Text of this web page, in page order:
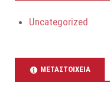
Uncategorized
ΜΕΤΑΣΤΟΙΧΕΊΑ